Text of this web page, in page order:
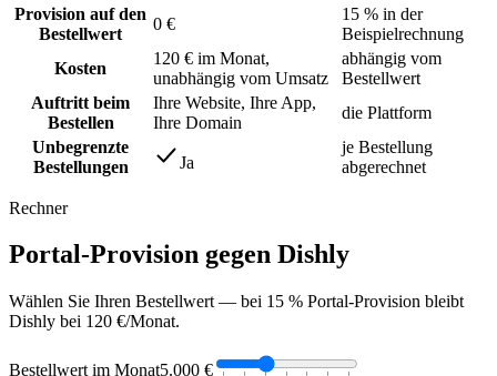
Provision auf den
Bestellwert
0 €
15 % in der
Beispielrechnung
Kosten
120 € im Monat,
unabhängig vom Umsatz
abhängig vom
Bestellwert
Auftritt beim
Bestellen
Ihre Website, Ihre App,
Ihre Domain
die Plattform
Unbegrenzte
Bestellungen
Ja
je Bestellung
abgerechnet
Rechner
Portal-Provision gegen Dishly
Wählen Sie Ihren Bestellwert — bei 15 % Portal-Provision bleibt
Dishly bei 120 €/Monat.
Bestellwert im Monat5.000 €